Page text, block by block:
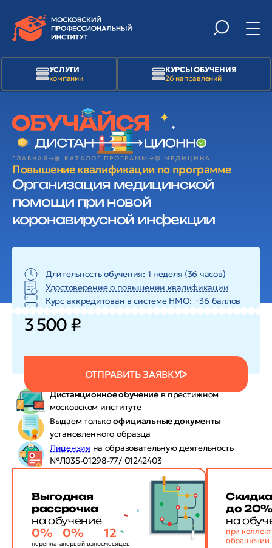
УСЛУГИ
компании
КУРСЫ ОБУЧЕНИЯ
26 направлений
ГЛАВНАЯ 📙 КАТАЛОГ ПРОГРАММ 🟢 МЕДИЦИНА
Повышение квалификации по программе
Организация медицинской
помощи при новой
коронавирусной инфекции
Длительность обучения: 1 неделя (36 часов)
Удостоверение о повышении квалификации
Курс аккредитован в системе HMO: +36 баллов
3 500 ₽
ОТПРАВИТЬ ЗАЯВКУ
Дистанционное обучениев престижном
московском институте
Выдаем толькоофициальные документы
установленного образца
Лицензия на образовательную деятельность
№Л035-01298-77/ 01242403
Выгодная
рассрочка
на обучение
0%
переплата
0%
первый взнос
12
месяцев
до
на
при
обращении